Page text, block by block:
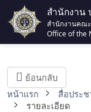
สำนักงาน
สำนักงานคณะ
Office of the
ย้อนกลับ
หน้าแรก สื่อประ
รายละเอียด